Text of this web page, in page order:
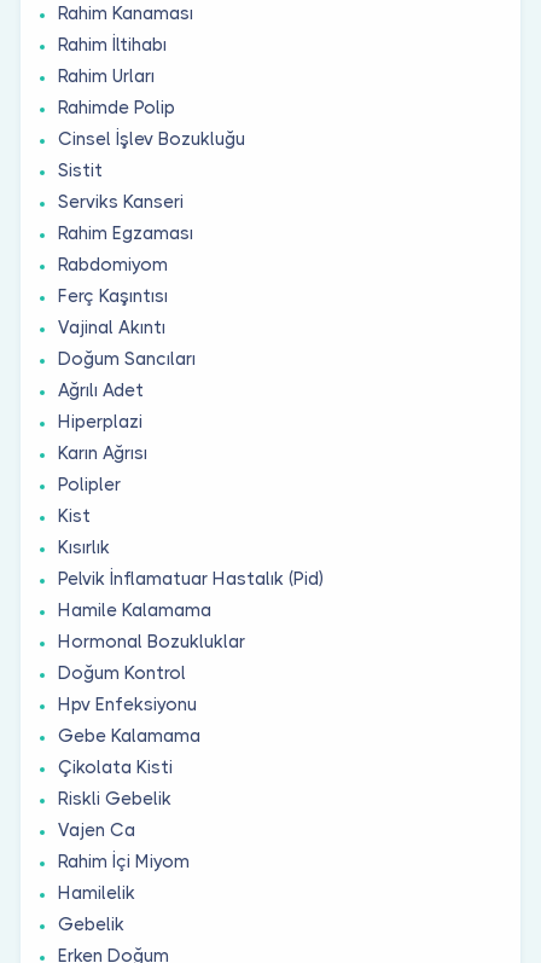
Rahim Kanaması
Rahim İltihabı
Rahim Urları
Rahimde Polip
Cinsel İşlev Bozukluğu
Sistit
Serviks Kanseri
Rahim Egzaması
Rabdomiyom
Ferç Kaşıntısı
Vajinal Akıntı
Doğum Sancıları
Ağrılı Adet
Hiperplazi
Karın Ağrısı
Polipler
Kist
Kısırlık
Pelvik İnflamatuar Hastalık (Pid)
Hamile Kalamama
Hormonal Bozukluklar
Doğum Kontrol
Hpv Enfeksiyonu
Gebe Kalamama
Çikolata Kisti
Riskli Gebelik
Vajen Ca
Rahim İçi Miyom
Hamilelik
Gebelik
Erken Doğum